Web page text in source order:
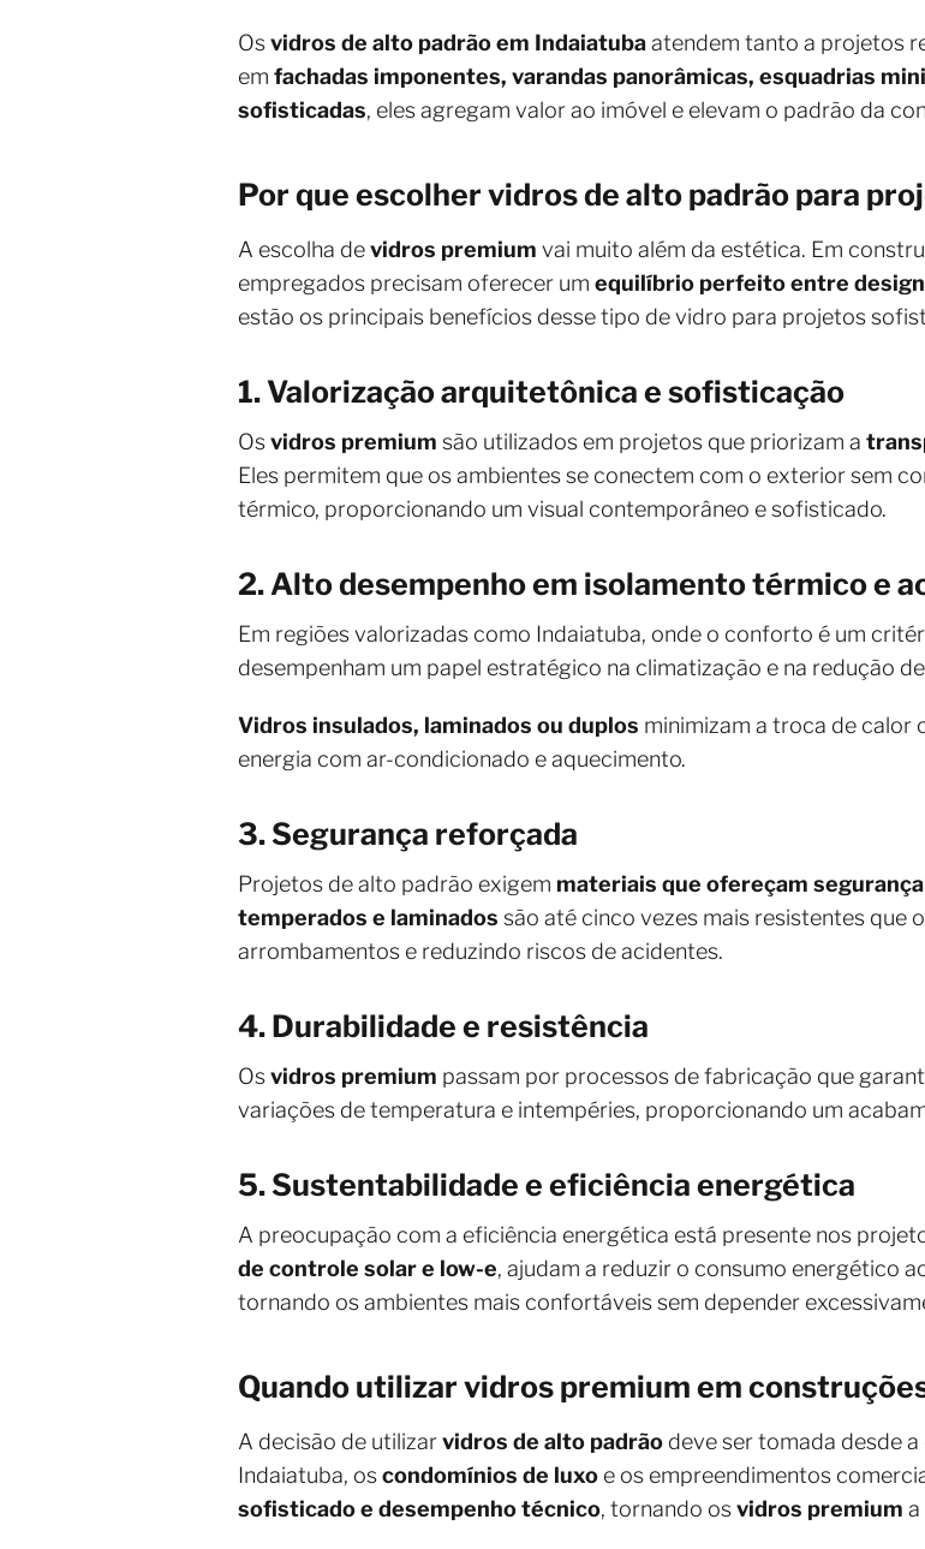
Osvidros de alto padrão em Indaiatubaatendem tanto a projetos
em fachadas imponentes, varandas panorâmicas, esquadrias
sofisticadas, eles agregam valor ao imóvel e elevam o padrão da
Por que escolher vidros de alto padrão para
A escolha devidros premium vai muito além da estética. Em
empregados precisam oferecer um equilíbrio perfeito entre
estão os principais benefícios desse tipo de vidro para projetos
1. Valorização arquitetônica e sofisticação
Osvidros premium são utilizados em projetos que priorizam a
Eles permitem que os ambientes se conectem com o exterior sem
térmico, proporcionando um visual contemporâneo e sofisticado.
2. Alto desempenho em isolamento térmico e
Em regiões valorizadas como Indaiatuba, onde o conforto é um
desempenham um papel estratégico na climatização e na redução
Vidros insulados, laminados ou duplos minimizam a troca de calor
energia com ar-condicionado e aquecimento.
3. Segurança reforçada
Projetos de alto padrão exigem materiais que ofereçam segurança
temperados e laminados são até cinco vezes mais resistentes que
arrombamentos e reduzindo riscos de acidentes.
4. Durabilidade e resistência
Osvidros premium passam por processos de fabricação que
variações de temperatura e intempéries, proporcionando um
5. Sustentabilidade e eficiência energética
A preocupação com a eficiência energética está presente nos
de controle solar e low-e, ajudam a reduzir o consumo energético
tornando os ambientes mais confortáveis sem depender
Quando utilizar vidros premium em
A decisão de utilizarvidros de alto padrão deve ser tomada desde
Indaiatuba, oscondomínios de luxo e os empreendimentos
sofisticado e desempenho técnico, tornando osvidros premium a